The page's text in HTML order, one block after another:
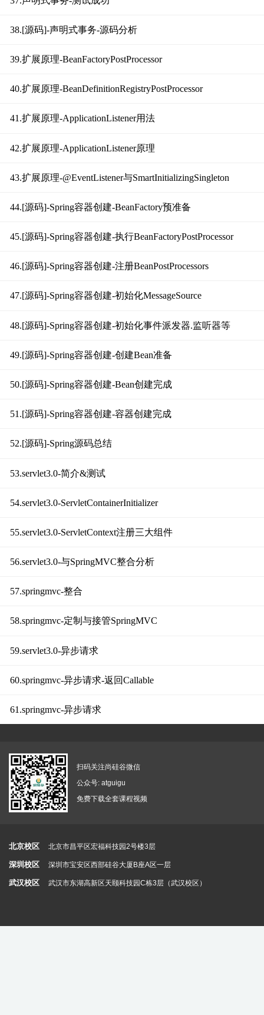
38.[源码]-声明式事务-源码分析
39.扩展原理-BeanFactoryPostProcessor
40.扩展原理-BeanDefinitionRegistryPostProcessor
41.扩展原理-ApplicationListener用法
42.扩展原理-ApplicationListener原理
43.扩展原理-@EventListener与SmartInitializingSingleton
44.[源码]-Spring容器创建-BeanFactory预准备
45.[源码]-Spring容器创建-执行BeanFactoryPostProcessor
46.[源码]-Spring容器创建-注册BeanPostProcessors
47.[源码]-Spring容器创建-初始化MessageSource
48.[源码]-Spring容器创建-初始化事件派发器.监听器等
49.[源码]-Spring容器创建-创建Bean准备
50.[源码]-Spring容器创建-Bean创建完成
51.[源码]-Spring容器创建-容器创建完成
52.[源码]-Spring源码总结
53.servlet3.0-简介&测试
54.servlet3.0-ServletContainerInitializer
55.servlet3.0-ServletContext注册三大组件
56.servlet3.0-与SpringMVC整合分析
57.springmvc-整合
58.springmvc-定制与接管SpringMVC
59.servlet3.0-异步请求
60.springmvc-异步请求-返回Callable
61.springmvc-异步请求
扫码关注尚硅谷微信
公众号: atguigu
免费下载全套课程视频
北京校区 北京市昌平区宏福科技园2号楼3层
深圳校区 深圳市宝安区西部硅谷大厦B座A区一层
武汉校区 武汉市东湖高新区天颐科技园C栋3层（武汉校区）